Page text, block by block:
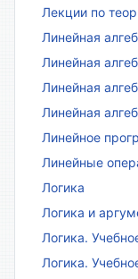
Лекции по
Линейная
Линейная
Линейная
Линейная
Линейное
Линейные
Логика
Логика и
Логика.
Логика.